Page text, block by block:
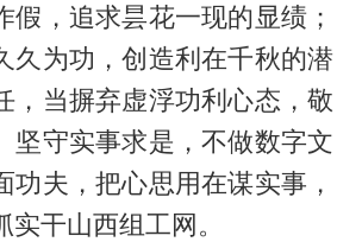
假，追求昙花一现的显绩；
久为功，创造利在千秋的潜
，当摒弃虚浮功利心态，敬
坚守实事求是，不做数字文
功夫，把心思用在谋实事，
干山西组工网。